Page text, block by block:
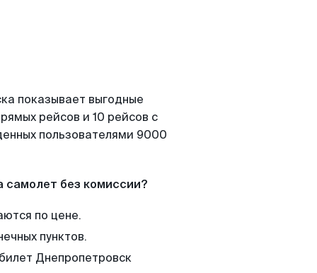
показывает выгодные
рейсов и 10 рейсов с
пользователями 9000
самолет без комиссии?
по цене.
пунктов.
Днепропетровск